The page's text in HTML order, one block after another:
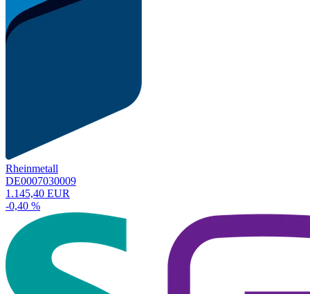
Rheinmetall
DE0007030009
1.145,40 EUR
-0,40 %